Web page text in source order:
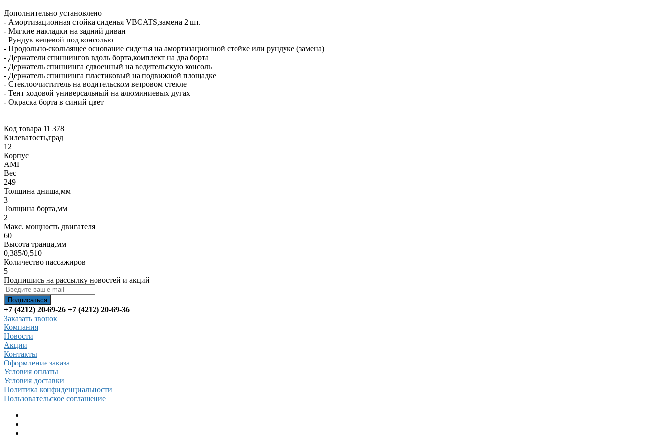
Дополнительно установлено
- Амортизационная стойка сиденья VBOATS,замена 2 шт.
- Мягкие накладки на задний диван
- Рундук вещевой под консолью
- Продольно-скользящее основание сиденья на амортизационной стойке или рундуке (замена)
- Держатели спиннингов вдоль борта,комплект на два борта
- Держатель спиннинга сдвоенный на водительскую консоль
- Держатель спиннинга пластиковый на подвижной площадке
- Стеклоочиститель на водительском ветровом стекле
- Тент ходовой универсальный на алюминиевых дугах
- Окраска борта в синий цвет
Код товара 11 378
Килеватость,град
12
Корпус
АМГ
Вес
249
Толщина днища,мм
3
Толщина борта,мм
2
Макс. мощность двигателя
60
Высота транца,мм
0,385/0,510
Количество пассажиров
5
Подпишись на рассылку новостей и акций
+7 (4212) 20-69-26 +7 (4212) 20-69-36
Заказать звонок
Компания
Новости
Акции
Контакты
Оформление заказа
Условия оплаты
Условия доставки
Политика конфиденциальности
Пользовательское соглашение